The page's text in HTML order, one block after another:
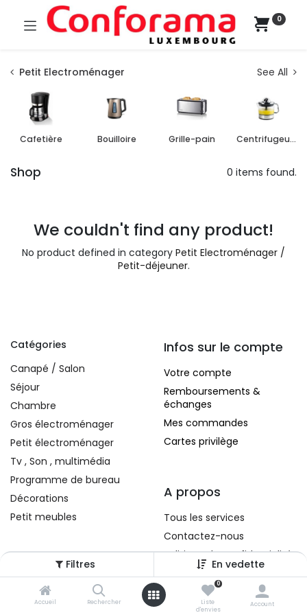
Filtres En vedette
Accueil Rechercher
0
Liste
d'envies
Account
0
Petit Electroménager See All
Cafetière Bouilloire Grille-pain Centrifugeuse et presse agrumes
Shop 0 items found.
We couldn't find any product!
No product defined in category Petit Electroménager /
Petit-déjeuner.
Catégories
Canapé / Salon
Séjour
Chambre
Gros électroménager
Petit électroménager
Tv , Son , multimédia
Programme de bureau
Décorations
Petit meubles
Infos sur le compte
Votre compte
Remboursements &
échanges
Mes commandes
Cartes privilège
A propos
Tous les services
Contactez-nous
Politique de confidentialité
Conditions d'utilisation